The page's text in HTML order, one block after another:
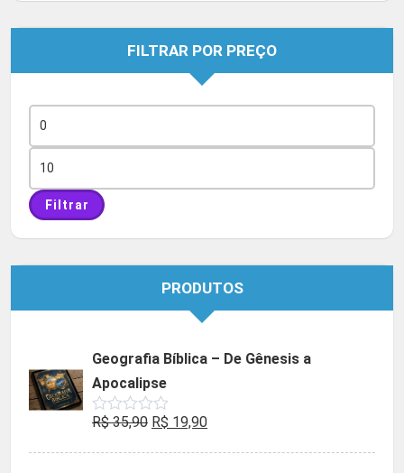
FILTRAR POR PREÇO
mínimo
máximo
Filtrar
PRODUTOS
Geografia Bíblica – De Gênesis a
Apocalipse
Avaliação
de
R$35,90 O
R$ 19,90O